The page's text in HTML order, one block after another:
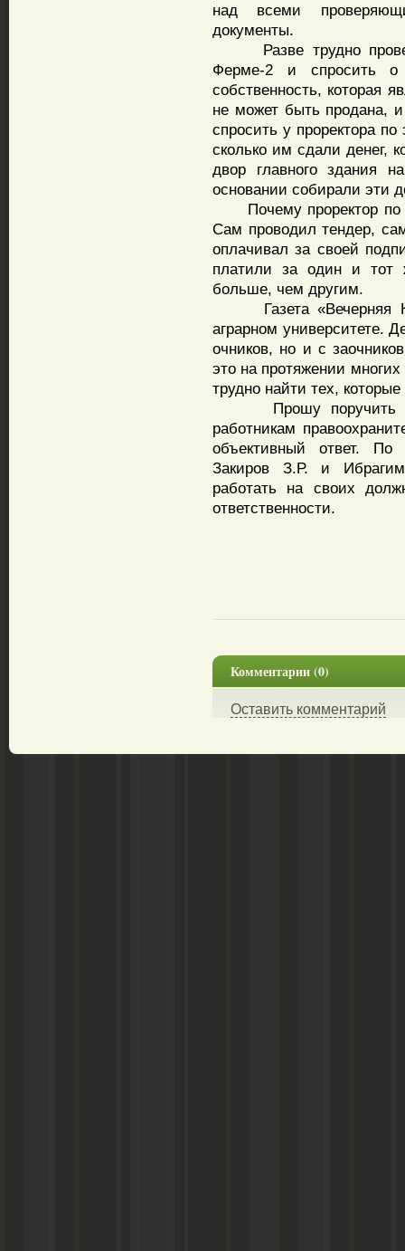
над всеми
документы.
Разве трудно
Ферме-2 и спросить
собственность, которая
не может быть продана, и
спросить у проректора
сколько им сдали денег,
двор главного здания
основании собирали эти
Почему проректор по
Сам проводил тендер,
оплачивал за своей
платили за один и тот
больше, чем другим.
Газета «Вечерняя
аграрном университете.
очников, но и с
это на протяжении
трудно найти тех,
Прошу поручить
работникам
объективный ответ.
Закиров З.Р. и
работать на своих
ответственности.
Комментарии (0)
Оставить комментарий